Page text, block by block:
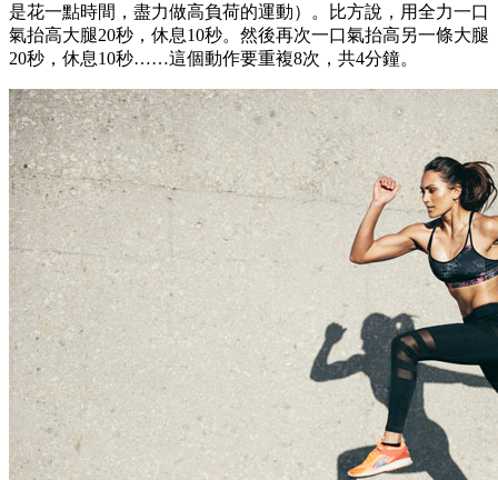
是花一點時間，盡力做高負荷的運動）。比方說，用全力一口
氣抬高大腿20秒，休息10秒。然後再次一口氣抬高另一條大腿
20秒，休息10秒……這個動作要重複8次，共4分鐘。